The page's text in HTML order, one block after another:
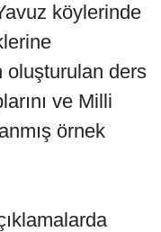
köylerinde
oluşturulan ders
ve Milli
örnek